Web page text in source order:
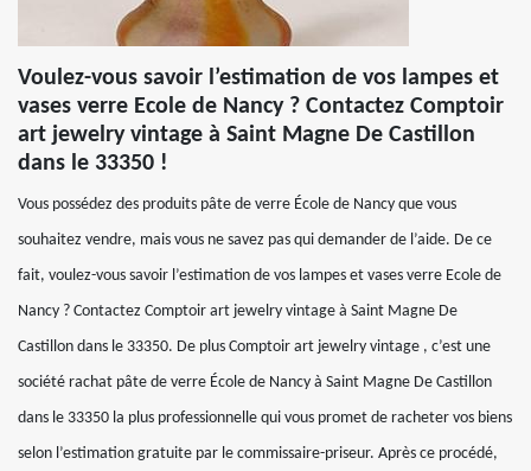
Voulez-vous savoir l’estimation de vos lampes et
vases verre Ecole de Nancy ? Contactez Comptoir
art jewelry vintage à Saint Magne De Castillon
dans le 33350 !
Vous possédez des produits pâte de verre École de Nancy que vous
souhaitez vendre, mais vous ne savez pas qui demander de l’aide. De ce
fait, voulez-vous savoir l’estimation de vos lampes et vases verre Ecole de
Nancy ? Contactez Comptoir art jewelry vintage à Saint Magne De
Castillon dans le 33350. De plus Comptoir art jewelry vintage , c’est une
société rachat pâte de verre École de Nancy à Saint Magne De Castillon
dans le 33350 la plus professionnelle qui vous promet de racheter vos biens
selon l’estimation gratuite par le commissaire-priseur. Après ce procédé,